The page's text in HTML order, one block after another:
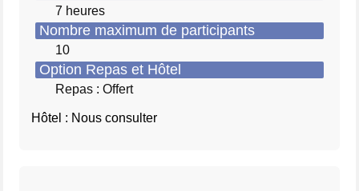
7 heures
Nombre maximum de participants
10
Option Repas et Hôtel
Repas : Offert
Hôtel : Nous consulter